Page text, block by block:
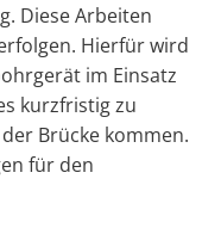
Diese Arbeiten
Hierfür wird
im Einsatz
kurzfristig zu
Brücke kommen.
für den